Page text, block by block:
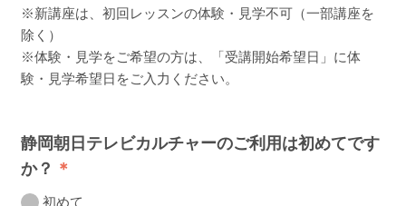
※新講座は、初回レッスンの体験・見学不可（一部講座を
除く）
※体験・見学をご希望の方は、「受講開始希望日」に体
験・見学希望日をご入力ください。
静岡朝日テレビカルチャーのご利用は初めてです
か？
初めて